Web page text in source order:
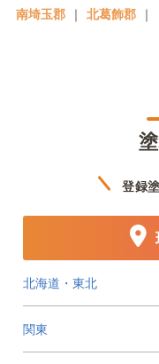
南埼玉郡 ｜ 北葛飾郡 ｜
登録
北海道・東北
関東